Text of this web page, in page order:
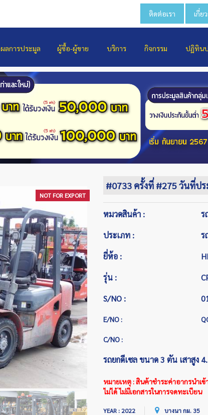
ติดต่อเรา เกี่ย
ผลการประมูล ผู้ซื้อ-ผู้ขาย บริการ กิจกรรม ปฏิทิน
NOT FOR EXPORT
NOT FOR EXPORT
NOT FOR EXPORT
NOT FOR EXPORT
NOT FOR EXPORT
NOT FOR EXPORT
NOT FOR EXPORT
NOT FOR EXPORT
NOT FOR EXPORT
NOT FOR EXPORT
NOT FOR EXPORT
NOT FOR EXPORT
NOT FOR EXPORT
NOT FOR EXPORT
NOT FOR EXPORT
NOT FOR EXPORT
NOT FOR EXPORT
NOT FOR EXPORT
NOT FOR EXPORT
NOT FOR EXPORT
NOT FOR EXPORT
NOT FOR EXPORT
NOT FOR EXPORT
NOT FOR EXPORT
NOT FOR EXPORT
NOT FOR EXPORT
NOT FOR EXPORT
NOT FOR EXPORT
NOT FOR EXPORT
NOT FOR EXPORT
NOT FOR EXPORT
NOT FOR EXPORT
NOT FOR EXPORT
NOT FOR EXPORT
NOT FOR EXPORT
NOT FOR EXPORT
NOT FOR EXPORT
NOT FOR EXPORT
NOT FOR EXPORT
NOT FOR EXPORT
NOT FOR EXPORT
NOT FOR EXPORT
#0733 ครั้งที่ #275 วันที่ปร
หมวดสินค้า :
ร
ประเภท :
ร
ยี่ห้อ :
รุ่น :
S/NO :
E/NO :
C/NO :
รถยกดีเซล ขนาด 3 ตัน เสาสูง
หมายเหตุ : สินค้าชำระค่าอากรนำเ
ไม่ได้ ไม่มีเอกสารในการจดทะเบียน
YEAR : 2022 บางนา กม. 35